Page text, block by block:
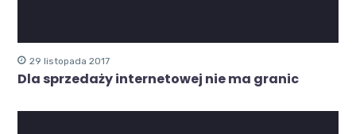
29 listopada 2017
Dla sprzedaży internetowej nie ma granic